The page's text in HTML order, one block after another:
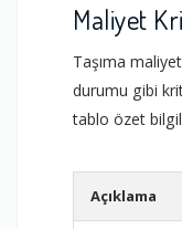
Maliyet
Taşıma
durumu gibi
tablo özet
Açıklama